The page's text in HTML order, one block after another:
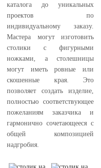
каталога до уникальных
проектов по
индивидуальному заказу.
Мастера могут изготовить
столики с фигурными
ножками, а столешницы
могут иметь ровные или
скошенные края. Это
позволяет создать изделие,
полностью соответствующее
пожеланиям заказчика и
гармонично сочетающееся с
общей композицией
надгробия.